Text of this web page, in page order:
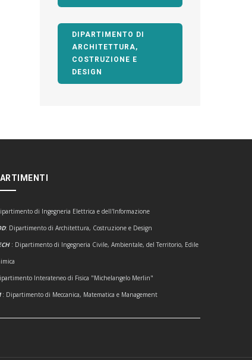
DIPARTIMENTO DI
ARCHITETTURA,
COSTRUZIONE E
DESIGN
di Ingegneria Elettrica e dell'Informazione
: Dipartimento di Architettura, Costruzione e Design
: Dipartimento di Ingegneria Civile, Ambientale, del Territorio, Edile
Interateneo di Fisica "Michelangelo Merlin"
: Dipartimento di Meccanica, Matematica e Management